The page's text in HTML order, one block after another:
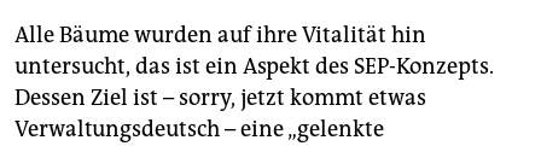
Alle Bäume wurden auf ihre Vitalität hin
untersucht, das ist ein Aspekt des SEP-Konzepts.
Dessen Ziel ist – sorry, jetzt kommt etwas
Verwaltungsdeutsch – eine „gelenkte